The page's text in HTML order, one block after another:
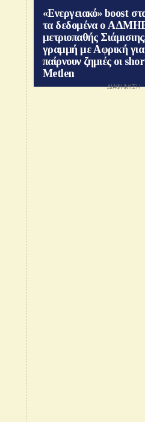
«Ενεργειακό» boost
τα δεδομένα ο
μετριοπαθής
γραμμή με Αφρική
παίρνουν ζημιές οι
Metlen